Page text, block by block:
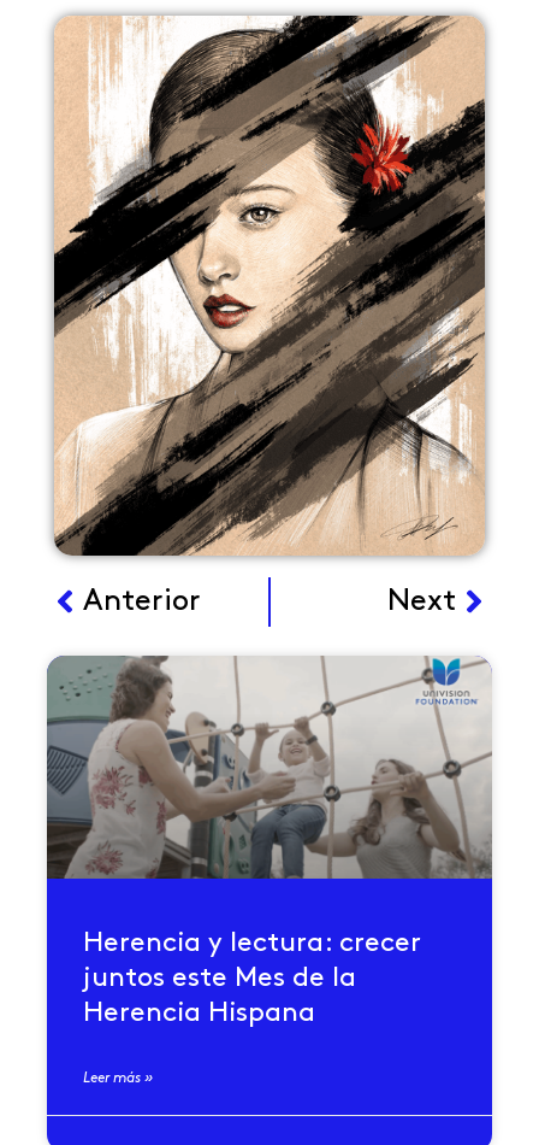
AntAnterior Next
Herencia y lectura: crecer
juntos este Mes de la
Herencia Hispana
Leer más »